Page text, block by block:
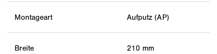
Montageart Aufputz (AP)
Breite 210 mm